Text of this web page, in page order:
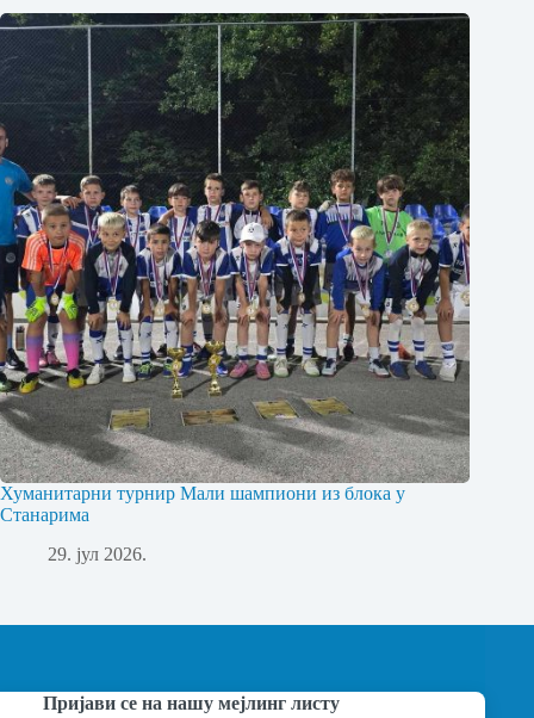
Хуманитарни турнир Мали шампиони из блока у
Станарима
29. јул 2026.
Пријави се на нашу мејлинг листу